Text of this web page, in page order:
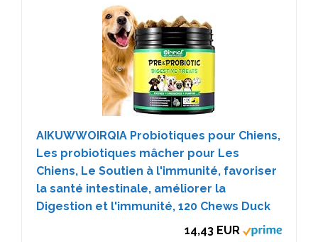
AIKUWWOIRQIA Probiotiques pour Chiens,
Les probiotiques mâcher pour Les
Chiens, Le Soutien à l'immunité, favoriser
la santé intestinale, améliorer la
Digestion et l'immunité, 120 Chews Duck
14,43 EUR